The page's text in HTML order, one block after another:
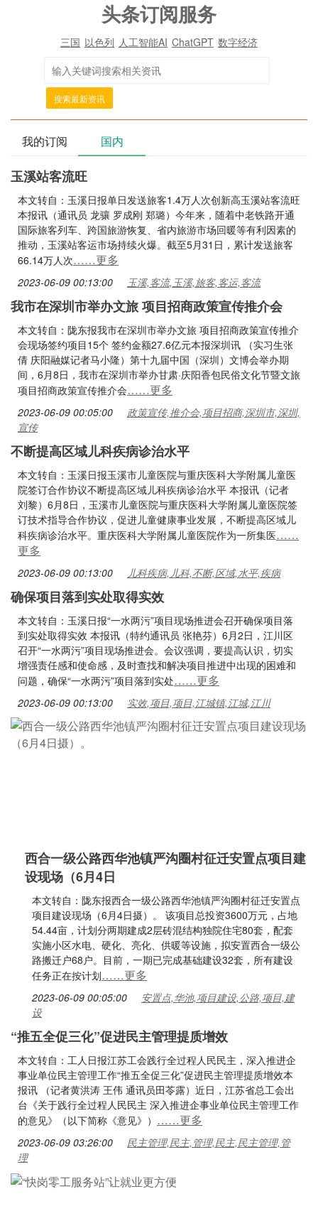
头条订阅服务
三国 以色列 人工智能AI ChatGPT 数字经济
搜索最新资讯
我的订阅 国内
玉溪站客流旺
本文转自：玉溪日报单日发送旅客1.4万人次创新高玉溪站客流旺
本报讯（通讯员 龙骧 罗成刚 郑璐）今年来，随着中老铁路开通
国际旅客列车、跨国旅游恢复、省内旅游市场回暖等有利因素的
推动，玉溪站客运市场持续火爆。截至5月31日，累计发送旅客
66.14万人次……更多
2023-06-09 00:13:00 玉溪,客流,玉溪,旅客,客运,客流
我市在深圳市举办文旅 项目招商政策宣传推介会
本文转自：陇东报我市在深圳市举办文旅 项目招商政策宣传推介
会现场签约项目15个 签约金额27.6亿元本报深圳讯 （实习生张
倩 庆阳融媒记者马小隆）第十九届中国（深圳）文博会举办期
间，6月8日，我市在深圳市举办甘肃·庆阳香包民俗文化节暨文旅
项目招商政策宣传推介会……更多
2023-06-09 00:05:00
政策宣传,推介会,项目招商,深圳市,深圳,
宣传
不断提高区域儿科疾病诊治水平
本文转自：玉溪日报玉溪市儿童医院与重庆医科大学附属儿童医
院签订合作协议不断提高区域儿科疾病诊治水平 本报讯（记者
刘黎）6月8日，玉溪市儿童医院与重庆医科大学附属儿童医院签
订技术指导合作协议，促进儿童健康事业发展，不断提高区域儿
科疾病诊治水平。重庆医科大学附属儿童医院作为一所集医……
更多
2023-06-09 00:13:00 儿科疾病,儿科,不断,区域,水平,疾病
确保项目落到实处取得实效
本文转自：玉溪日报“一水两污”项目现场推进会召开确保项目落
到实处取得实效 本报讯（特约通讯员 张艳芬）6月2日，江川区
召开“一水两污”项目现场推进会。会议强调，要提高认识，切实
增强责任感和使命感，及时查找和解决项目推进中出现的困难和
问题，确保“一水两污”项目落到实处……更多
2023-06-09 00:13:00 实效,项目,项目,江城镇,江城,江川
西合一级公路西华池镇严沟圈村征迁安置点项目建
设现场（6月4日
本文转自：陇东报西合一级公路西华池镇严沟圈村征迁安置点
项目建设现场（6月4日摄）。 该项目总投资3600万元，占地
54.44亩，计划分两期建成2层砖混结构独院住宅80套，配套
实施小区水电、硬化、亮化、供暖等设施，拟安置西合一级公
路搬迁户68户。目前，一期已完成基础建设32套，所有建设
任务正在按计划……更多
2023-06-09 00:05:00
安置点,华池,项目建设,公路,项目,建
设
“推五全促三化”促进民主管理提质增效
本文转自：工人日报江苏工会践行全过程人民民主，深入推进企
事业单位民主管理工作“推五全促三化”促进民主管理提质增效本
报讯 （记者黄洪涛 王伟 通讯员田苓露）近日，江苏省总工会出
台《关于践行全过程人民民主 深入推进企事业单位民主管理工作
的意见》（以下简称《意见》） ……更多
2023-06-09 03:26:00
民主管理,民主,管理,民主,民主管理,管
理